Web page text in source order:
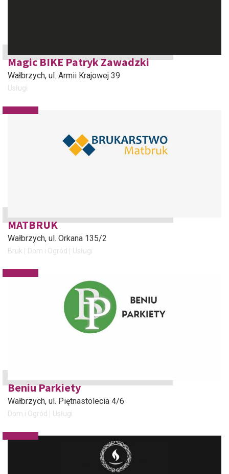
Magic BIKE Patryk Zawadzki
Wałbrzych, ul. Armii Krajowej 39
Usługi
MATBRUK
Wałbrzych, ul. Orkana 135/2
Bruk Dom i Ogród Usługi
Beniu Parkiety
Wałbrzych, ul. Piętnastolecia 4/6
Dom i Ogród Usługi